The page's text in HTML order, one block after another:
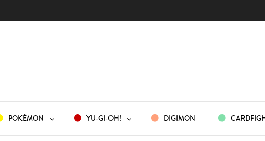
POKÉMON YU-GI-OH! DIGIMON